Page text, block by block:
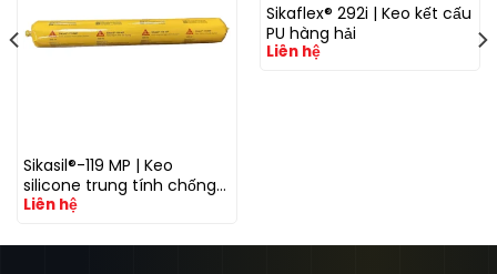
Sikasil®-119 MP | Keo
silicone trung tính chống
thấm và trám khe đa
xây dựng
Liên hệ
Sikaflex® 292i | Keo kết cấu
PU hàng hải
Liên hệ